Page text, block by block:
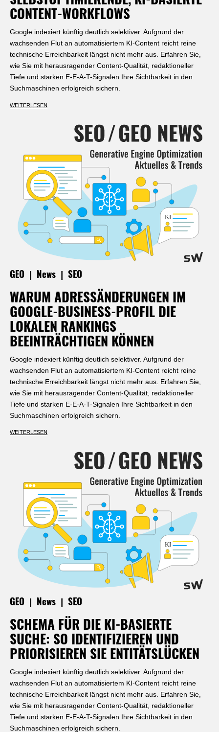
CONTENT-WORKFLOWS
Google indexiert künftig deutlich selektiver. Aufgrund der
wachsenden Flut an automatisiertem KI-Content reicht reine
technische Erreichbarkeit längst nicht mehr aus. Erfahren Sie,
wie Sie mit herausragender Content-Qualität, redaktioneller
Tiefe und starken E-E-A-T-Signalen Ihre Sichtbarkeit in den
Suchmaschinen erfolgreich sichern.
WEITERLESEN
GEO | News | SEO
WARUM ADRESSÄNDERUNGEN IM
GOOGLE-BUSINESS-PROFIL DIE
LOKALEN RANKINGS
BEEINTRÄCHTIGEN KÖNNEN
Google indexiert künftig deutlich selektiver. Aufgrund der
wachsenden Flut an automatisiertem KI-Content reicht reine
technische Erreichbarkeit längst nicht mehr aus. Erfahren Sie,
wie Sie mit herausragender Content-Qualität, redaktioneller
Tiefe und starken E-E-A-T-Signalen Ihre Sichtbarkeit in den
Suchmaschinen erfolgreich sichern.
WEITERLESEN
GEO | News | SEO
SCHEMA FÜR DIE KI-BASIERTE
SUCHE: SO IDENTIFIZIEREN UND
PRIORISIEREN SIE ENTITÄTSLÜCKEN
Google indexiert künftig deutlich selektiver. Aufgrund der
wachsenden Flut an automatisiertem KI-Content reicht reine
technische Erreichbarkeit längst nicht mehr aus. Erfahren Sie,
wie Sie mit herausragender Content-Qualität, redaktioneller
Tiefe und starken E-E-A-T-Signalen Ihre Sichtbarkeit in den
Suchmaschinen erfolgreich sichern.